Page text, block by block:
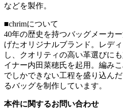
などを製作。
■chrimについて
40年の歴史を持つバッグメーカ
げたオリジナルブランド。レデ
し、クオリティの高い革選びに
イナー内田菜穂氏を起用。編み
でしかできない工程を盛り込ん
るバッグを制作しています。
本件に関するお問い合わせ